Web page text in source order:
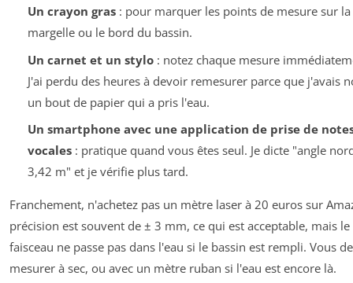
Un crayon gras: pour marquer les points de mesure sur la
margelle ou le bord du bassin.
Un carnet et un stylo: notez chaque mesure
J'ai perdu des heures à devoir remesurer parce que j'avais
un bout de papier qui a pris l'eau.
Un smartphone avec une application de prise de
vocales: pratique quand vous êtes seul. Je dicte "angle
3,42 m" et je vérifie plus tard.
Franchement, n'achetez pas un mètre laser à 20 euros sur
précision est souvent de ± 3 mm, ce qui est acceptable, mais le
faisceau ne passe pas dans l'eau si le bassin est rempli. Vous
mesurer à sec, ou avec un mètre ruban si l'eau est encore là.